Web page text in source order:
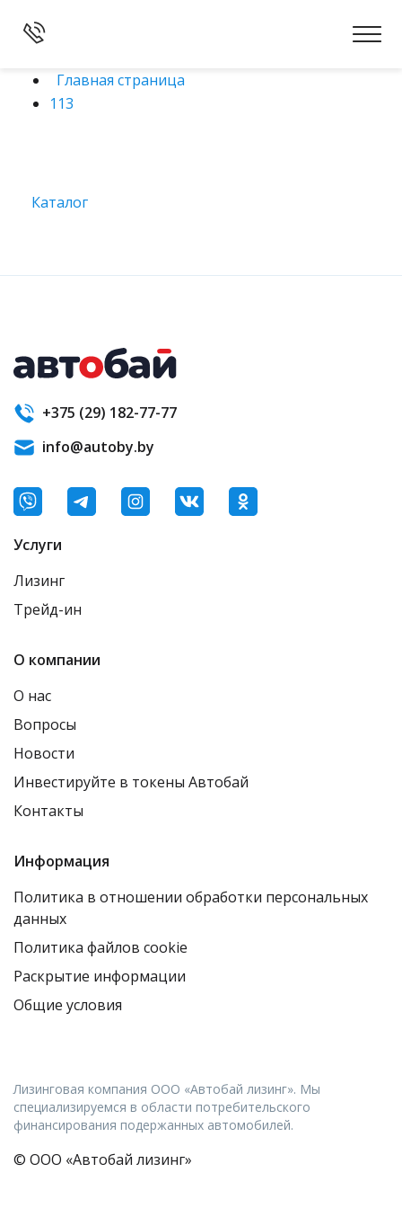
Главная страница
113
Каталог
+375 (29) 182-77-77
info@autoby.by
Услуги
Лизинг
Трейд-ин
О компании
О нас
Вопросы
Новости
Инвестируйте в токены Автобай
Контакты
Информация
Политика в отношении обработки персональных
данных
Политика файлов cookie
Раскрытие информации
Общие условия
Лизинговая компания ООО «Автобай лизинг». Мы
специализируемся в области потребительского
финансирования подержанных автомобилей.
© ООО «Автобай лизинг»